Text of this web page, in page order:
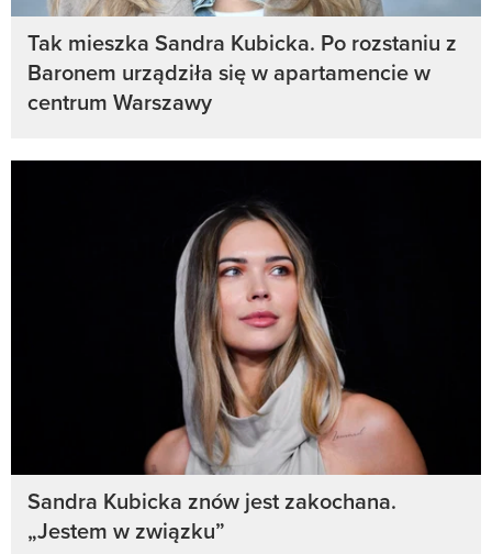
Tak mieszka Sandra Kubicka. Po rozstaniu z
Baronem urządziła się w apartamencie w
centrum Warszawy
Sandra Kubicka znów jest zakochana.
„Jestem w związku”